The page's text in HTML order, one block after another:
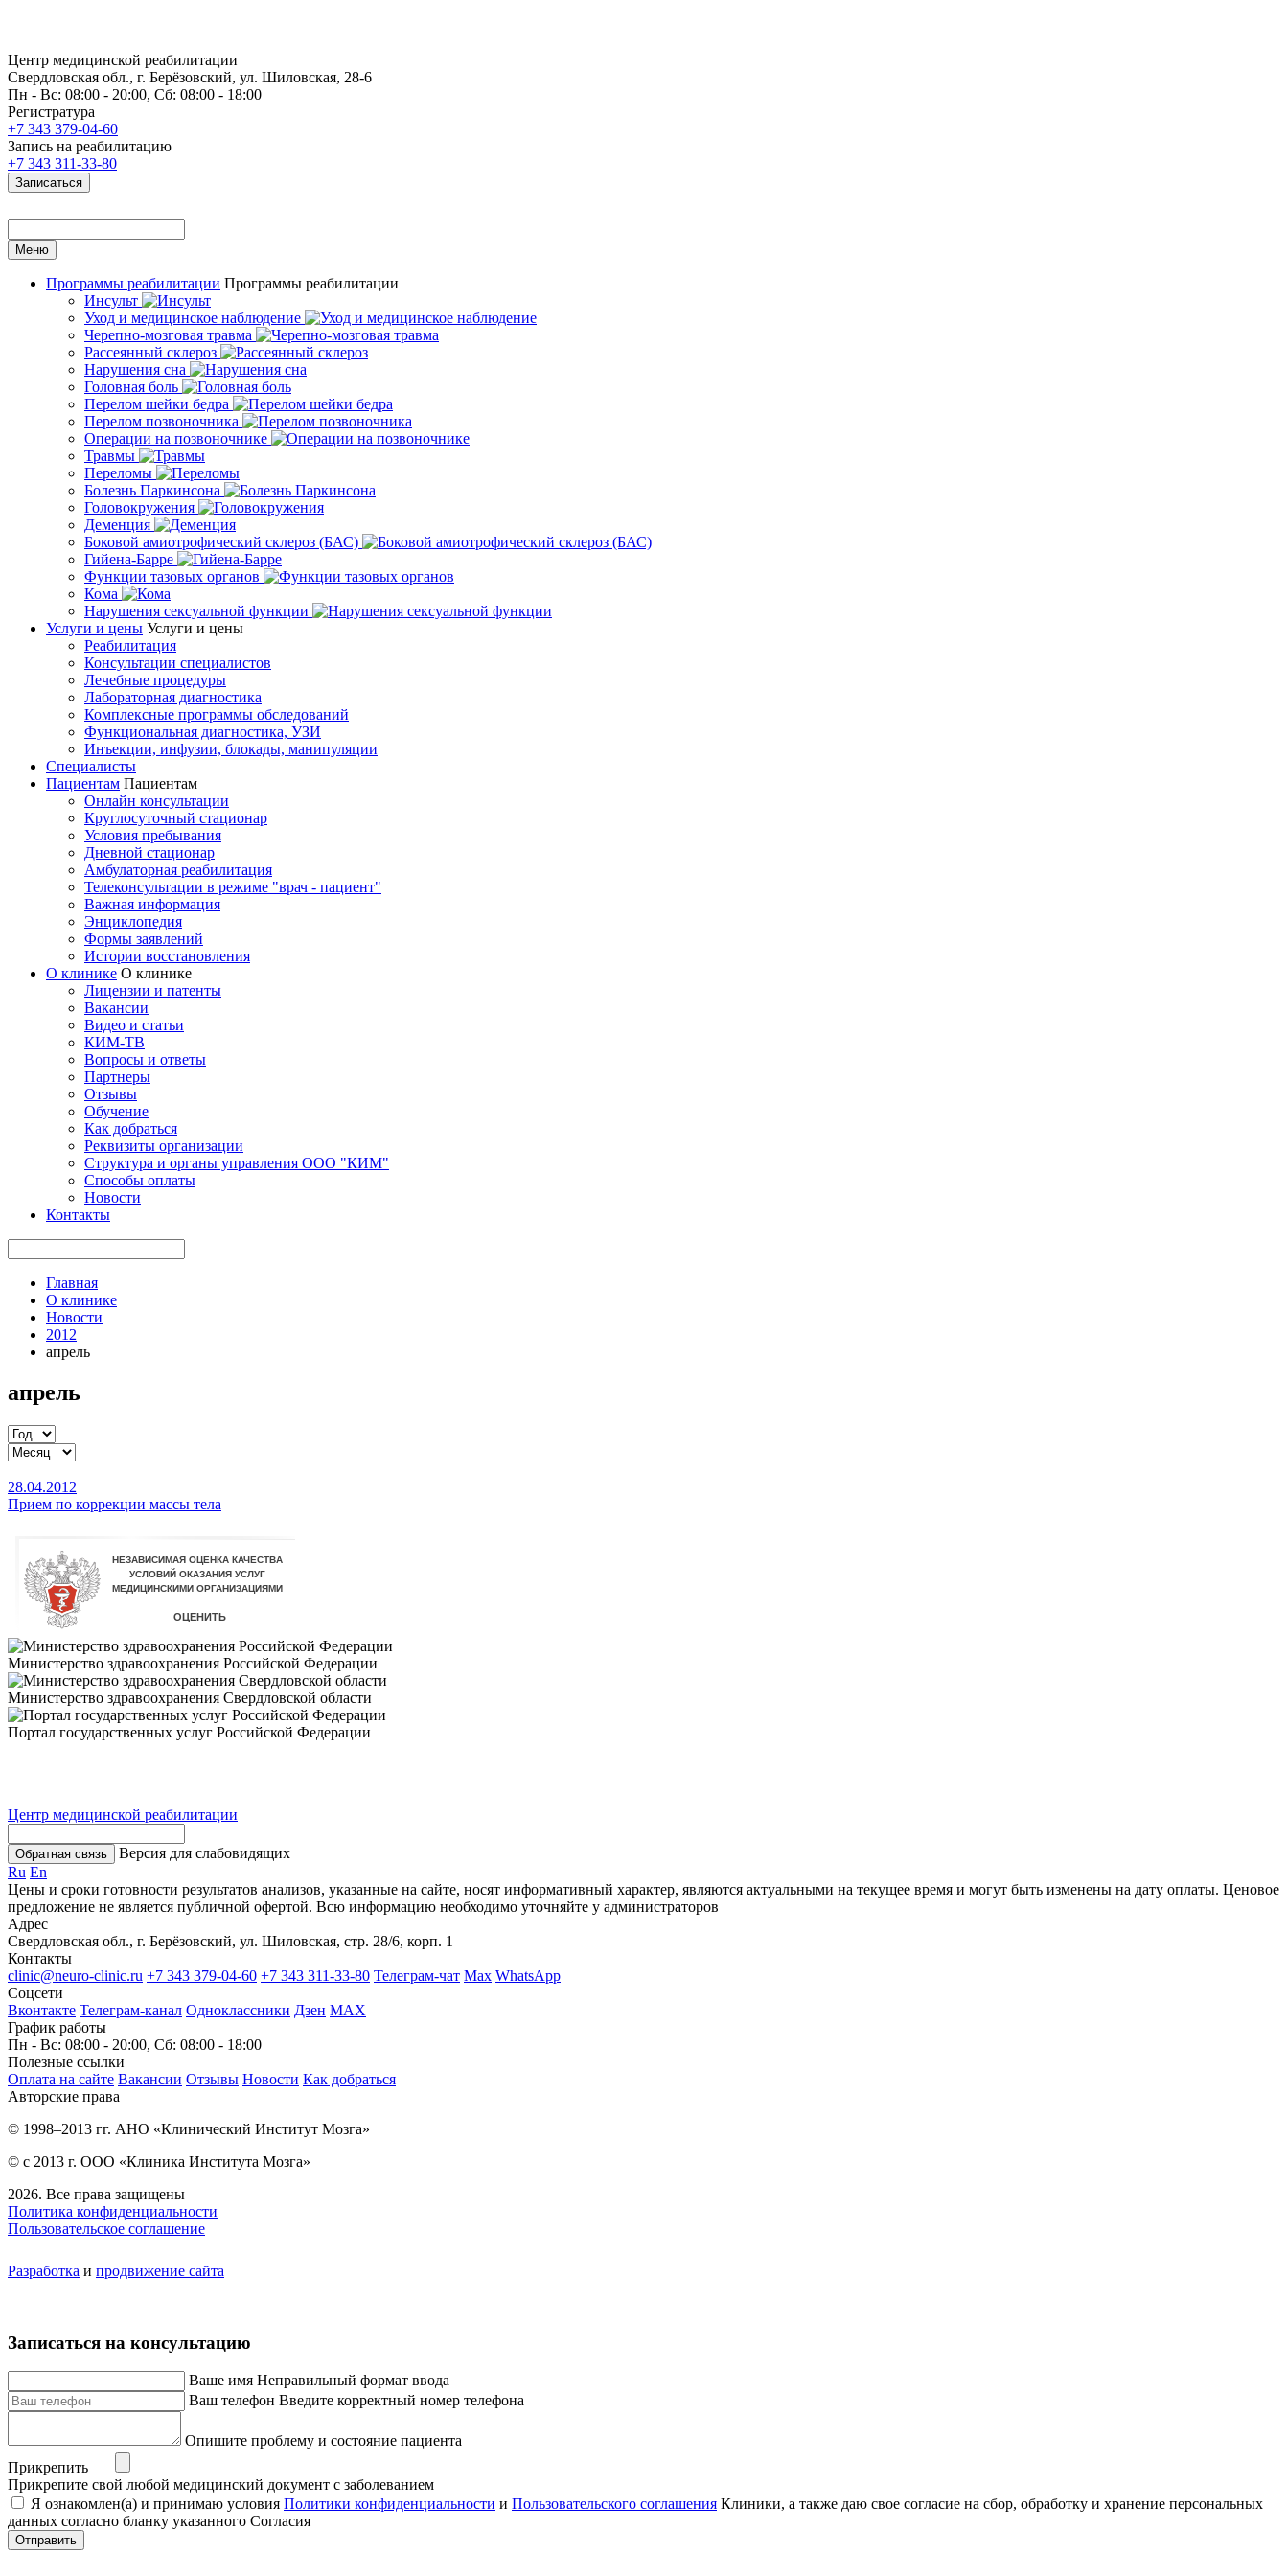
Центр медицинской реабилитации
Свердловская обл., г. Берёзовский, ул. Шиловская, 28-6
Пн - Вс: 08:00 - 20:00, Сб: 08:00 - 18:00
Регистратура
+7 343 379-04-60
Запись на реабилитацию
+7 343 311-33-80
Записаться
Меню
Программы реабилитации Программы реабилитации
Инсульт
Уход и медицинское наблюдение
Черепно-мозговая травма
Рассеянный склероз
Нарушения сна
Головная боль
Перелом шейки бедра
Перелом позвоночника
Операции на позвоночнике
Травмы
Переломы
Болезнь Паркинсона
Головокружения
Деменция
Боковой амиотрофический склероз (БАС)
Гийена-Барре
Функции тазовых органов
Кома
Нарушения сексуальной функции
Услуги и цены Услуги и цены
Реабилитация
Консультации специалистов
Лечебные процедуры
Лабораторная диагностика
Комплексные программы обследований
Функциональная диагностика, УЗИ
Инъекции, инфузии, блокады, манипуляции
Специалисты
Пациентам Пациентам
Онлайн консультации
Круглосуточный стационар
Условия пребывания
Дневной стационар
Амбулаторная реабилитация
Телеконсультации в режиме "врач - пациент"
Важная информация
Энциклопедия
Формы заявлений
Истории восстановления
О клинике О клинике
Лицензии и патенты
Вакансии
Видео и статьи
КИМ-ТВ
Вопросы и ответы
Партнеры
Отзывы
Обучение
Как добраться
Реквизиты организации
Структура и органы управления ООО "КИМ"
Способы оплаты
Новости
Контакты
Главная
О клинике
Новости
2012
апрель
апрель
28.04.2012
Прием по коррекции массы тела
Министерство здравоохранения Российской Федерации
Министерство здравоохранения Свердловской области
Портал государственных услуг Российской Федерации
Центр медицинской реабилитации
Обратная связь
Версия для слабовидящих
Ru En
Цены и сроки готовности результатов анализов, указанные на сайте, носят информативный характер, являются актуальными на текущее время и могут быть изменены на дату оплаты. Ценовое
предложение не является публичной офертой. Всю информацию необходимо уточняйте у администраторов
Адрес
Свердловская обл., г. Берёзовский, ул. Шиловская, стр. 28/6, корп. 1
Контакты
clinic@neuro-clinic.ru +7 343 379-04-60 +7 343 311-33-80 Телеграм-чат Max WhatsApp
Соцсети
Вконтакте Телеграм-канал Одноклассники Дзен МАХ
График работы
Пн - Вс: 08:00 - 20:00, Сб: 08:00 - 18:00
Полезные ссылки
Оплата на сайте Вакансии Отзывы Новости Как добраться
Авторские права
© 1998–2013 гг. АНО «Клинический Институт Мозга»
© с 2013 г. ООО «Клиника Института Мозга»
2026. Все права защищены
Политика конфиденциальности
Пользовательское соглашение
Разработка и продвижение сайта
Записаться на консультацию
Ваше имя Неправильный формат ввода
Ваш телефон Введите корректный номер телефона
Опишите проблему и состояние пациента
Прикрепить
Прикрепите свой любой медицинский документ с заболеванием
Я ознакомлен(а) и принимаю условия Политики конфиденциальности и Пользовательского соглашения Клиники, а также даю свое согласие на сбор, обработку и хранение персональных
данных согласно бланку указанного Согласия
Отправить